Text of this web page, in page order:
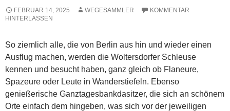
FEBRUAR 14, 2025 WEGESAMMLER
KOMMENTAR
HINTERLASSEN
So ziemlich alle, die von Berlin aus hin und wieder einen
Ausflug machen, werden die Woltersdorfer Schleuse
kennen und besucht haben, ganz gleich ob Flaneure,
Spazeure oder Leute in Wanderstiefeln. Ebenso
genießerische Ganztagesbankdasitzer, die sich an schönem
Orte einfach dem hingeben, was sich vor der jeweiligen